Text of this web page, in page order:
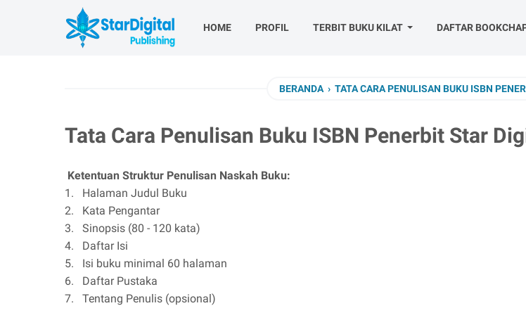
HOME PROFIL TERBIT BUKU KILAT DAFTAR
BERANDA › TATA CARA PENULISAN BUKU ISBN
Tata Cara Penulisan Buku ISBN Penerbit Star
Ketentuan Struktur Penulisan Naskah Buku:
1.
Halaman Judul Buku
2.
Kata Pengantar
3.
Sinopsis (80 - 120 kata)
4.
Daftar Isi
5.
Isi buku minimal 60 halaman
6.
Daftar Pustaka
7.
Tentang Penulis (opsional)